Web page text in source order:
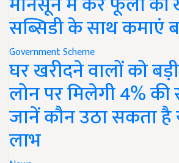
सब्सिडी के साथ कमाएं
Government Scheme
घर खरीदने वालों को
लोन पर मिलेगी 4% की
जानें कौन उठा सकता है
लाभ